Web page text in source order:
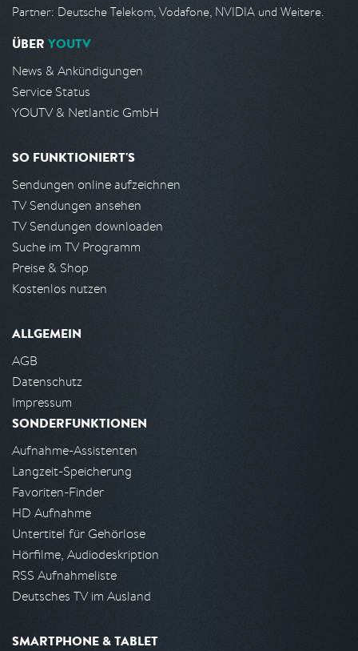
Partner: Deutsche Telekom, Vodafone, NVIDIA und Weitere.
ÜBER YOUTV
News & Ankündigungen
Service Status
YOUTV & Netlantic GmbH
SO FUNKTIONIERT'S
Sendungen online aufzeichnen
TV Sendungen ansehen
TV Sendungen downloaden
Suche im TV Programm
Preise & Shop
Kostenlos nutzen
ALLGEMEIN
AGB
Datenschutz
Impressum
SONDERFUNKTIONEN
Aufnahme-Assistenten
Langzeit-Speicherung
Favoriten-Finder
HD Aufnahme
Untertitel für Gehörlose
Hörfilme, Audiodeskription
RSS Aufnahmeliste
Deutsches TV im Ausland
SMARTPHONE & TABLET